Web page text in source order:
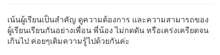
เน้นผู้เรียนเป็นสำคัญ ดูความต้องการ และความสามารถของ
ผู้เรียนเรียนกันอย่างเพื่อน พี่น้อง ไม่กดดัน หรือเคร่งเครียดจน
เกินไป ค่อยๆเติมความรู้ไปด้วยกันค่ะ